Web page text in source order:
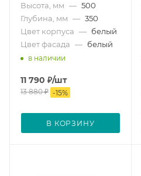
Высота, мм — 500
Глубина, мм — 350
Цвет корпуса — белый
Цвет фасада — белый
в наличии
11 790 ₽/шт
13 880₽ -15%
В КОРЗИНУ